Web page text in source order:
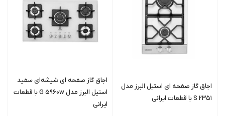
اجاق گاز صفحه ای استیل البرز مدل
S 2351 با قطعات ایرانی
اجاق گاز صفحه ای شیشه‌ای سفید
استیل البرز مدل G 5960w با قطعات
ایرانی